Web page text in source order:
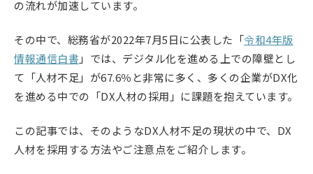
の流れが加速しています。
その中で、総務省が2022年7月5日に公表した「令和4年版
情報通信白書 」では、デジタル化を進める上での障壁とし
て「人材不足」が67.6％と非常に多く、多くの企業がDX化
を進める中での「DX人材の採用」に課題を抱えています。
この記事では、そのようなDX人材不足の現状の中で、DX
人材を採用する方法やご注意点をご紹介します。